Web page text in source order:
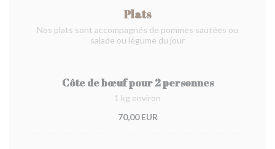
Plats
Nos plats sont accompagnés de pommes sautées ou
salade ou légume du jour
Côte de bœuf pour 2 personnes
1 kg environ
70,00 EUR